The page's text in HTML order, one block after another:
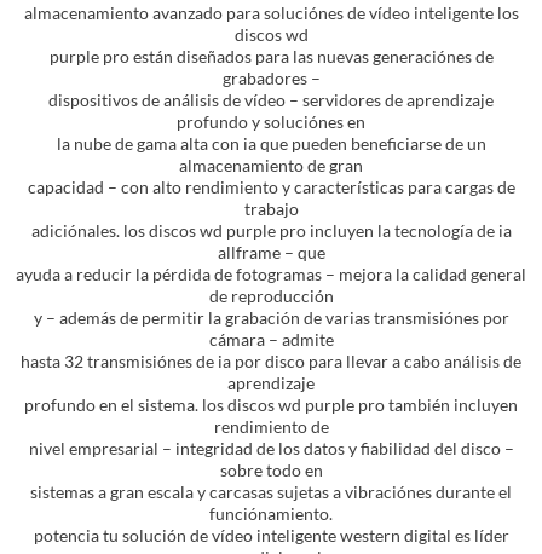
almacenamiento avanzado para soluciónes de vídeo inteligente los
discos wd
purple pro están diseñados para las nuevas generaciónes de
grabadores –
dispositivos de análisis de vídeo – servidores de aprendizaje
profundo y soluciónes en
la nube de gama alta con ia que pueden beneficiarse de un
almacenamiento de gran
capacidad – con alto rendimiento y características para cargas de
trabajo
adiciónales. los discos wd purple pro incluyen la tecnología de ia
allframe – que
ayuda a reducir la pérdida de fotogramas – mejora la calidad general
de reproducción
y – además de permitir la grabación de varias transmisiónes por
cámara – admite
hasta 32 transmisiónes de ia por disco para llevar a cabo análisis de
aprendizaje
profundo en el sistema. los discos wd purple pro también incluyen
rendimiento de
nivel empresarial – integridad de los datos y fiabilidad del disco –
sobre todo en
sistemas a gran escala y carcasas sujetas a vibraciónes durante el
funciónamiento.
potencia tu solución de vídeo inteligente western digital es líder